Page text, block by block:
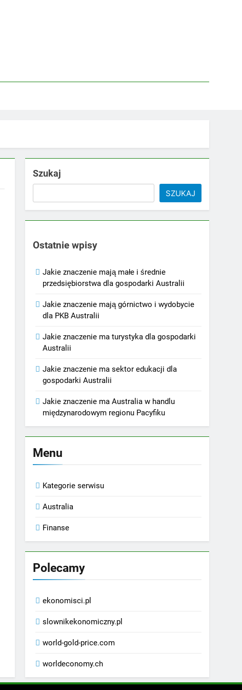
Szukaj
SZUKAJ
Ostatnie wpisy
Jakie znaczenie mają małe i średnie
przedsiębiorstwa dla gospodarki Australii
Jakie znaczenie mają górnictwo i wydobycie
dla PKB Australii
Jakie znaczenie ma turystyka dla gospodarki
Australii
Jakie znaczenie ma sektor edukacji dla
gospodarki Australii
Jakie znaczenie ma Australia w handlu
międzynarodowym regionu Pacyfiku
Menu
Kategorie serwisu
Australia
Finanse
Polecamy
ekonomisci.pl
slownikekonomiczny.pl
world-gold-price.com
worldeconomy.ch